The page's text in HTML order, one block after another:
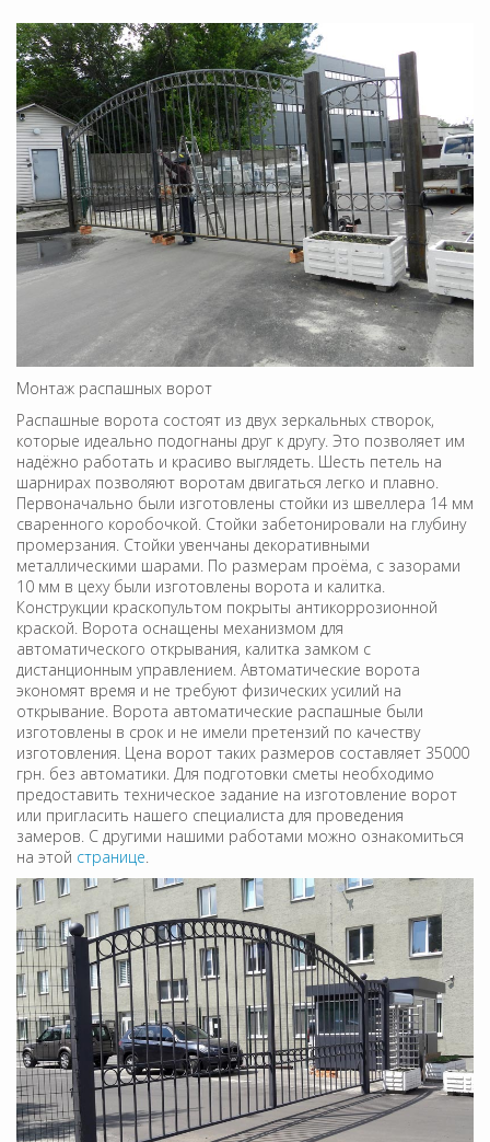
Монтаж распашных ворот
Распашные ворота состоят из двух зеркальных створок,
которые идеально подогнаны друг к другу. Это позволяет им
надёжно работать и красиво выглядеть. Шесть петель на
шарнирах позволяют воротам двигаться легко и плавно.
Первоначально были изготовлены стойки из швеллера 14 мм
сваренного коробочкой. Стойки забетонировали на глубину
промерзания. Стойки увенчаны декоративными
металлическими шарами. По размерам проёма, с зазорами
10 мм в цеху были изготовлены ворота и калитка.
Конструкции краскопультом покрыты антикоррозионной
краской. Ворота оснащены механизмом для
автоматического открывания, калитка замком с
дистанционным управлением. Автоматические ворота
экономят время и не требуют физических усилий на
открывание. Ворота автоматические распашные были
изготовлены в срок и не имели претензий по качеству
изготовления. Цена ворот таких размеров составляет 35000
грн. без автоматики. Для подготовки сметы необходимо
предоставить техническое задание на изготовление ворот
или пригласить нашего специалиста для проведения
замеров. С другими нашими работами можно ознакомиться
на этой странице